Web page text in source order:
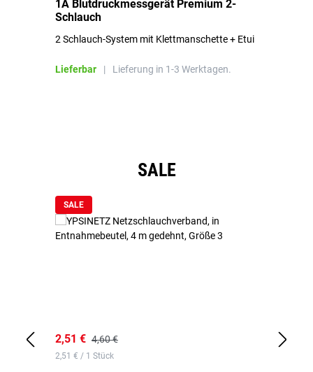
1A Blutdruckmessgerät Premium 2-
Schlauch
2 Schlauch-System mit Klettmanschette + Etui
Lieferbar | Lieferung in 1-3 Werktagen.
SALE
SALE
2,51 € 4,60 €
2,51 € / 1 Stück